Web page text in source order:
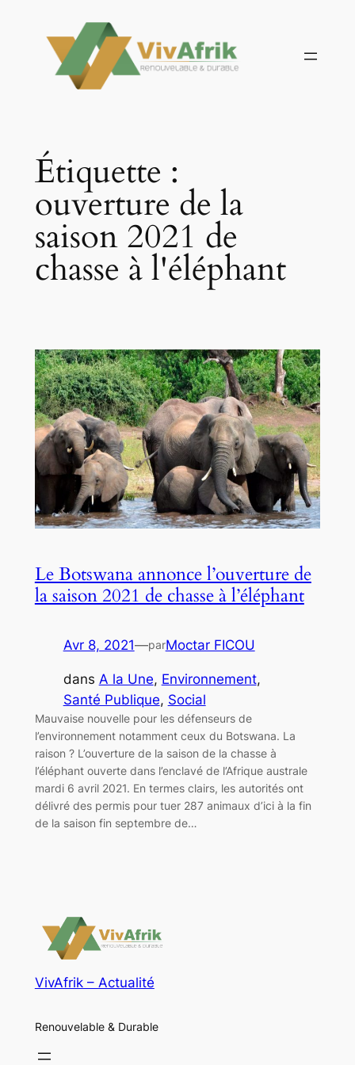
contenu
Étiquette :
ouverture de la
saison 2021 de
chasse à l'éléphant
Le Botswana annonce l’ouverture de
la saison 2021 de chasse à l’éléphant
Avr 8, 2021—parMoctar FICOU
dans A la Une, Environnement
Santé Publique, Social
Mauvaise nouvelle pour les défenseurs de
l’environnement notamment ceux du Botswana. La
raison ? L’ouverture de la saison de la chasse à
l’éléphant ouverte dans l’enclavé de l’Afrique australe
mardi 6 avril 2021. En termes clairs, les autorités ont
délivré des permis pour tuer 287 animaux d’ici à la fin
de la saison fin septembre de…
VivAfrik – Actualité
Renouvelable & Durable